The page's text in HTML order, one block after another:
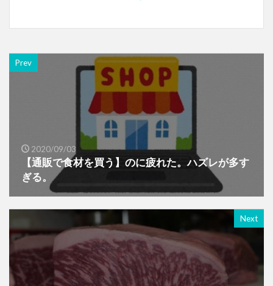
Prev
2020/09/03
【通販で食材を買う】のに疲れた。ハズレが多す
ぎる。
Next